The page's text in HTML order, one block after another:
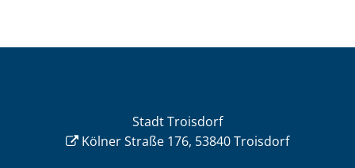
Stadt Troisdorf
Kölner Straße 176, 53840 Troisdorf